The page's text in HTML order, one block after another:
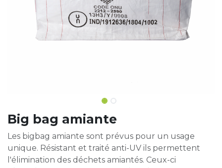
Big bag amiante
Les bigbag amiante sont prévus pour un usage
unique. Résistant et traité anti-UV ils permettent
l'élimination des déchets amiantés. Ceux-ci